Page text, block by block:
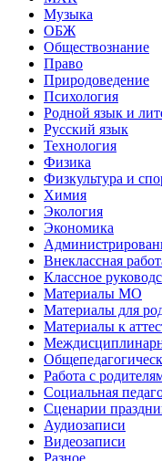
Музыка
ОБЖ
Обществознание
Право
Природоведение
Психология
Родной язык и
Русский язык
Технология
Физика
Физкультура и
Химия
Экология
Экономика
Внеклассная
Классное
Материалы МО
Материалы для
Материалы к
Работа с
Социальная
Сценарии
Аудиозаписи
Видеозаписи
Разное